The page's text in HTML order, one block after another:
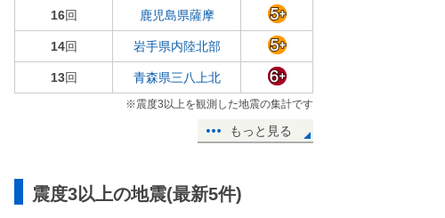
16回 鹿児島県薩摩
14回 岩手県内陸北部
13回 青森県三八上北
※震度3以上を観測した地震の集計です
もっと見る
震度3以上の地震(最新5件)